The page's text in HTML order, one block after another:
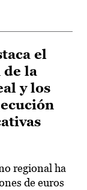
el
de la
y los
regional ha
de euros